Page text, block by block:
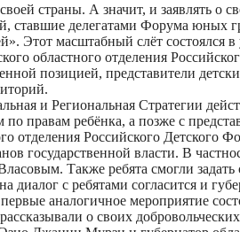
страны. А значит, и
ставшие делегатами Форума юных
Этот масштабный слёт
областного отделения
позицией, представители
и Региональная Стратегии
правам ребёнка, а позже с
отделения Российского
государственной власти. В
Также ребята смогли
диалог с ребятами согласится и
аналогичное мероприятие
о своих